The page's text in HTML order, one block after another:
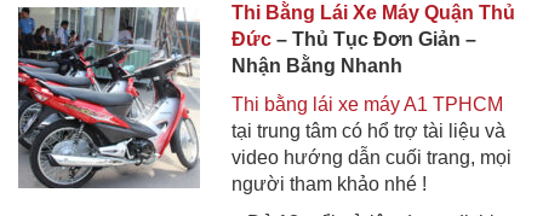
Thi Bằng Lái Xe Máy Quận Thủ
Đức– Thủ Tục Đơn Giản –
Nhận Bằng Nhanh
Thi bằng lái xe máy A1 TPHCM
tại trung tâm có hổ trợ tài liệu và
video hướng dẫn cuối trang, mọi
người tham khảo nhé !